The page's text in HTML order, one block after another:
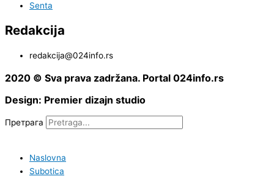
Senta
Redakcija
redakcija@024info.rs
2020 © Sva prava zadržana. Portal 024info.rs
Design: Premier dizajn studio
Претрага
Naslovna
Subotica